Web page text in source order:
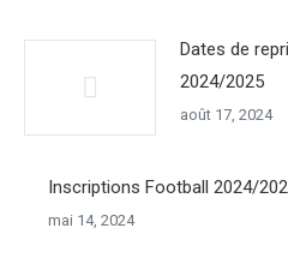
Dates de
2024/2025
août 17, 2024
Inscriptions Football 2024/
mai 14, 2024